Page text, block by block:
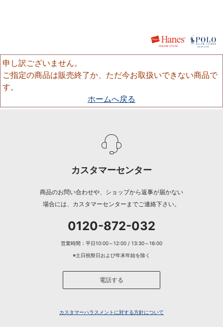
申し訳ございません。
ご指定の商品は販売終了か、ただ今お取扱いできない商品で
す。
ホームへ戻る
カスタマーセンター
商品のお問い合わせや、ショップから返事が届かない
場合には、カスタマーセンターまでご連絡下さい。
0120-872-032
営業時間：平日10:00～12:00 / 13:30～16:00
※土日祝祭日および年末年始を除く
電話する
カスタマーハラスメントに対する方針について